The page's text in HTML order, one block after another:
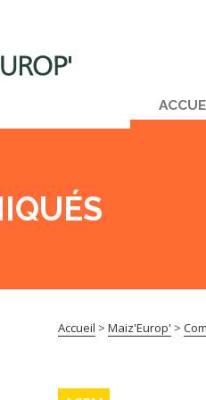
Accueil > Maiz'Europ' >